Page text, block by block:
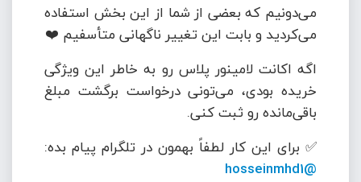
می‌دونیم که بعضی از شما از این بخش استفاده
می‌کردید و بابت این تغییر ناگهانی متأسفیم ❤️
اگه اکانت لامینور پلاس رو به خاطر این ویژگی
خریده بودی، می‌تونی درخواست برگشت مبلغ
باقی‌مانده رو ثبت کنی.
✅ برای این کار لطفاً بهمون در تلگرام پیام بده:
@hosseinmhd1